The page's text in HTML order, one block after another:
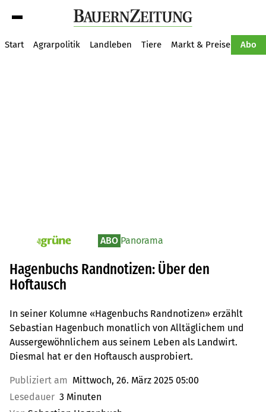
Start Agrarpolitik Landleben Tiere Markt & Preise Abo
pv_die-grune-online ABO Panorama
Hagenbuchs Randnotizen: Über den
Hoftausch
In seiner Kolumne «Hagenbuchs Randnotizen» erzählt
Sebastian Hagenbuch monatlich von Alltäglichem und
Aussergewöhnlichem aus seinem Leben als Landwirt.
Diesmal hat er den Hoftausch ausprobiert.
Publiziert am Mittwoch, 26. März 2025 05:00
Lesedauer 3 Minuten